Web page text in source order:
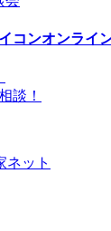
オンライ
談！